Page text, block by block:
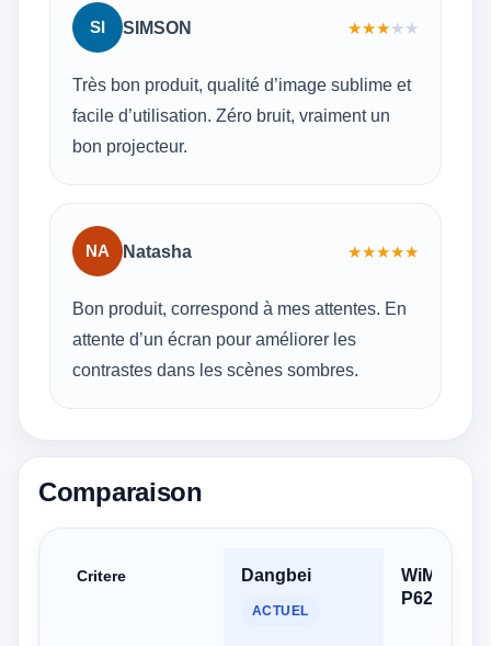
SI SIMSON ★★★★★
Très bon produit, qualité d’image sublime et
facile d’utilisation. Zéro bruit, vraiment un
bon projecteur.
NA Natasha ★★★★★
Bon produit, correspond à mes attentes. En
attente d’un écran pour améliorer les
contrastes dans les scènes sombres.
Comparaison
Critere Dangbei
ACTUEL
WiMiUS
P62